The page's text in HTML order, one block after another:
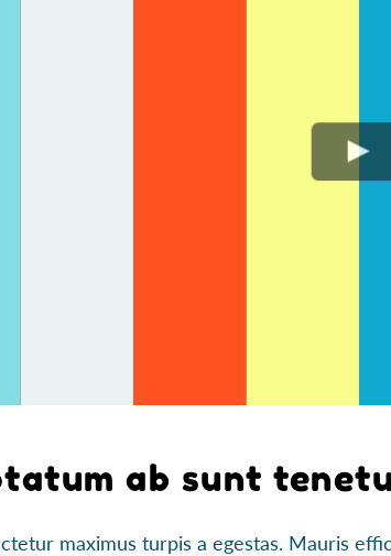
ab sunt
maximus turpis a egestas. Mauris